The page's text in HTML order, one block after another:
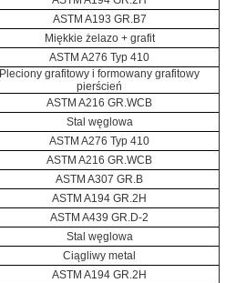
ASTM A193 GR.B7
Miękkie żelazo + grafit
ASTM A276 Typ 410
Pleciony grafitowy i formowany grafitowy
pierścień
ASTM A216 GR.WCB
Stal węglowa
ASTM A276 Typ 410
ASTM A216 GR.WCB
ASTM A307 GR.B
ASTM A194 GR.2H
ASTM A439 GR.D-2
Stal węglowa
Ciągliwy metal
ASTM A194 GR.2H